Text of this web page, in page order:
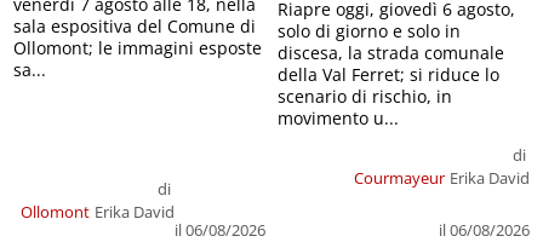
Ollomont
di
Erika David
il 06/08/2026
sala espositiva del Comune di
Ollomont; le immagini esposte
sa...
Courmayeur
di
Erika David
il 06/08/2026
Riapre oggi, giovedì 6 agosto,
solo di giorno e solo in
discesa, la strada comunale
della Val Ferret; si riduce lo
scenario di rischio, in
movimento u...